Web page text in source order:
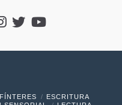
ESCRITURA